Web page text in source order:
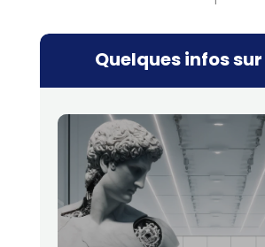
Quelques infos